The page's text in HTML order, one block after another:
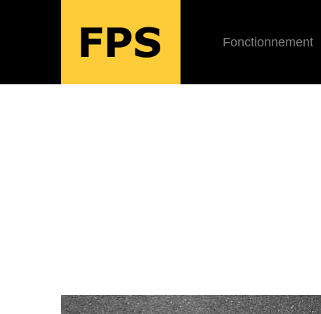
Fonctionnement